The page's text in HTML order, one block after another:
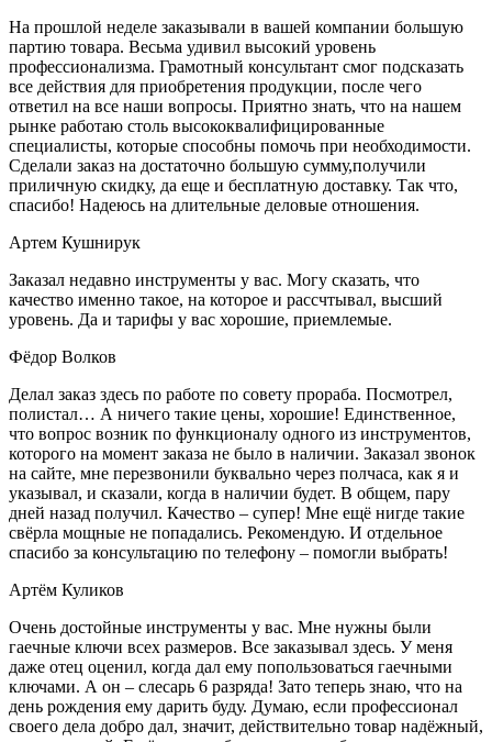
На прошлой неделе заказывали в вашей компании большую
партию товара. Весьма удивил высокий уровень
профессионализма. Грамотный консультант смог подсказать
все действия для приобретения продукции, после чего
ответил на все наши вопросы. Приятно знать, что на нашем
рынке работаю столь высококвалифицированные
специалисты, которые способны помочь при необходимости.
Сделали заказ на достаточно большую сумму,получили
приличную скидку, да еще и бесплатную доставку. Так что,
спасибо! Надеюсь на длительные деловые отношения.
Артем Кушнирук
Заказал недавно инструменты у вас. Могу сказать, что
качество именно такое, на которое и рассчтывал, высший
уровень. Да и тарифы у вас хорошие, приемлемые.
Фёдор Волков
Делал заказ здесь по работе по совету прораба. Посмотрел,
полистал… А ничего такие цены, хорошие! Единственное,
что вопрос возник по функционалу одного из инструментов,
которого на момент заказа не было в наличии. Заказал звонок
на сайте, мне перезвонили буквально через полчаса, как я и
указывал, и сказали, когда в наличии будет. В общем, пару
дней назад получил. Качество – супер! Мне ещё нигде такие
свёрла мощные не попадались. Рекомендую. И отдельное
спасибо за консультацию по телефону – помогли выбрать!
Артём Куликов
Очень достойные инструменты у вас. Мне нужны были
гаечные ключи всех размеров. Все заказывал здесь. У меня
даже отец оценил, когда дал ему попользоваться гаечными
ключами. А он – слесарь 6 разряда! Зато теперь знаю, что на
день рождения ему дарить буду. Думаю, если профессионал
своего дела добро дал, значит, действительно товар надёжный,